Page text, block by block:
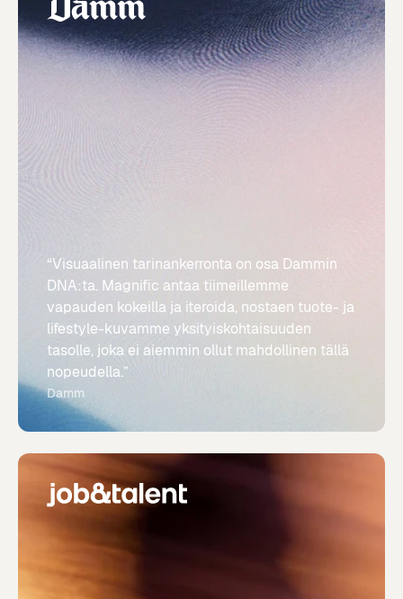
“Visuaalinen tarinankerronta on osa Dammin
DNA:ta. Magnific antaa tiimeillemme
vapauden kokeilla ja iteroida, nostaen tuote- ja
lifestyle-kuvamme yksityiskohtaisuuden
tasolle, joka ei aiemmin ollut mahdollinen tällä
nopeudella.”
Damm